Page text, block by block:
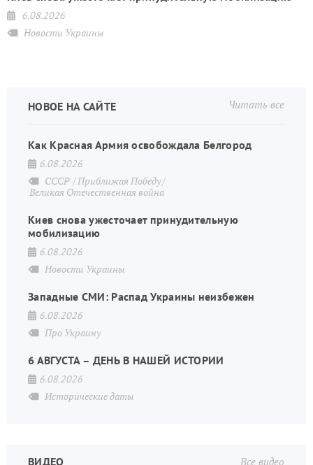
6.08.2026
Новости Украины
Читать все
НОВОЕ НА САЙТЕ
Как Красная Армия освобождала Белгород
6.08.2026
СССР Приближая Победу
Великая Отечественная война
Киев снова ужесточает принудительную
мобилизацию
6.08.2026
Новости Украины
Западные СМИ: Распад Украины неизбежен
6.08.2026
Про Украину
6 АВГУСТА – ДЕНЬ В НАШЕЙ ИСТОРИИ
6.08.2026
Исторические даты
Все видео
ВИДЕО